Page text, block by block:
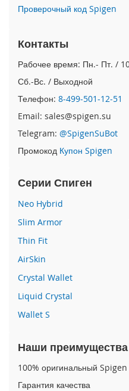
i
o
e
A
i
r
i
P
o
e
1
7
i
P
h
o
e
1
P
M
x
Проверочный код Spigen
Контакты
Рабочее время: Пн.- Пт. /
Сб.-Вс. / Выходной
Телефон: 8-499-501-12-51
Email: sales@spigen.su
Telegram: @SpigenSuBot
Промокод Купон Spigen
Серии Спиген
Neo Hybrid
Slim Armor
Thin Fit
AirSkin
Crystal Wallet
Liquid Crystal
Wallet S
Наши преимущества
100% оригинальный Spigen
Гарантия качества